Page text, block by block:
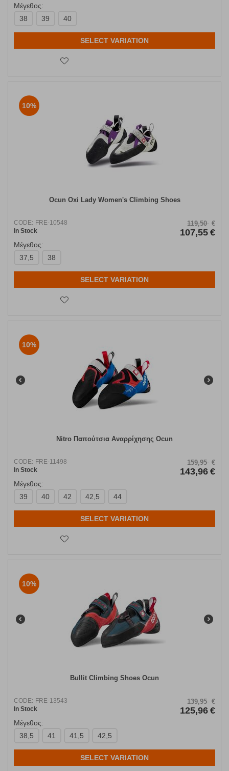
Μέγεθος:
38
39 40
SELECT VARIATION
10%
Ocun Oxi Lady Women's Climbing Shoes
CODE: FRE-10548
In Stock
119,50 €
107,55 €
Μέγεθος:
37,5
38
SELECT VARIATION
10%
Nitro Παπούτσια Αναρρίχησης Ocun
CODE: FRE-11498
In Stock
159,95 €
143,96 €
Μέγεθος:
39
40 42 42,5 44
SELECT VARIATION
10%
Bullit Climbing Shoes Ocun
CODE: FRE-13543
In Stock
139,95 €
125,96 €
Μέγεθος:
38,5
41 41,5 42,5
SELECT VARIATION